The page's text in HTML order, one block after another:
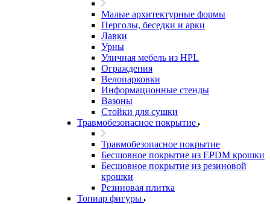
Малые архитектурные формы
Перголы, беседки и арки
Лавки
Урны
Уличная мебель из HPL
Ограждения
Велопарковки
Информационные стенды
Вазоны
Стойки для сушки
Травмобезопасное покрытие
Травмобезопасное покрытие
Бесшовное покрытие из EPDM крошки
Бесшовное покрытие из резиновой
крошки
Резиновая плитка
Топиар фигуры